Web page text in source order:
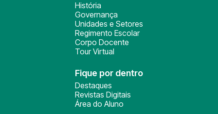
História
Governança
Unidades e Setores
Regimento Escolar
Corpo Docente
Tour Virtual
Fique por dentro
Destaques
Revistas Digitais
Área do Aluno